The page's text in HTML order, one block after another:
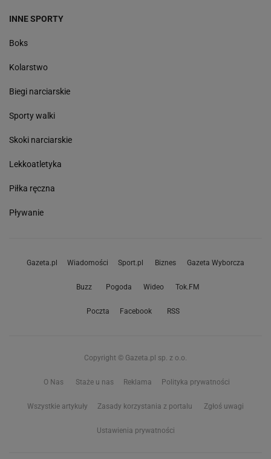
INNE SPORTY
Boks
Kolarstwo
Biegi narciarskie
Sporty walki
Skoki narciarskie
Lekkoatletyka
Piłka ręczna
Pływanie
Gazeta.pl Wiadomości Sport.pl Biznes Gazeta Wyborcza
Buzz Pogoda Wideo Tok.FM
Poczta Facebook RSS
Copyright © Gazeta.pl sp. z o.o.
O Nas Staże u nas Reklama Polityka prywatności
Wszystkie artykuły Zasady korzystania z portalu Zgłoś uwagi
Ustawienia prywatności